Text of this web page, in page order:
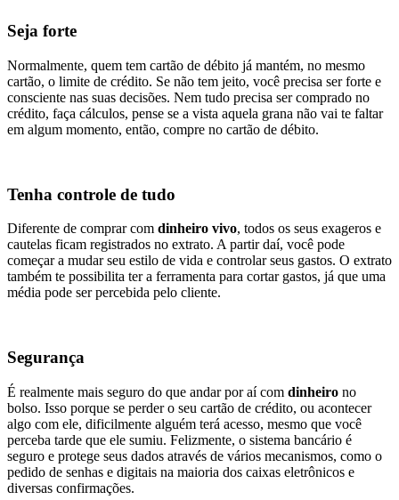
Seja forte
Normalmente, quem tem cartão de débito já mantém, no mesmo
cartão, o limite de crédito. Se não tem jeito, você precisa ser forte e
consciente nas suas decisões. Nem tudo precisa ser comprado no
crédito, faça cálculos, pense se a vista aquela grana não vai te faltar
em algum momento, então, compre no cartão de débito.
Tenha controle de tudo
Diferente de comprar com dinheiro vivo, todos os seus exageros e
cautelas ficam registrados no extrato. A partir daí, você pode
começar a mudar seu estilo de vida e controlar seus gastos. O extrato
também te possibilita ter a ferramenta para cortar gastos, já que uma
média pode ser percebida pelo cliente.
Segurança
É realmente mais seguro do que andar por aí com dinheiro no
bolso. Isso porque se perder o seu cartão de crédito, ou acontecer
algo com ele, dificilmente alguém terá acesso, mesmo que você
perceba tarde que ele sumiu. Felizmente, o sistema bancário é
seguro e protege seus dados através de vários mecanismos, como o
pedido de senhas e digitais na maioria dos caixas eletrônicos e
diversas confirmações.